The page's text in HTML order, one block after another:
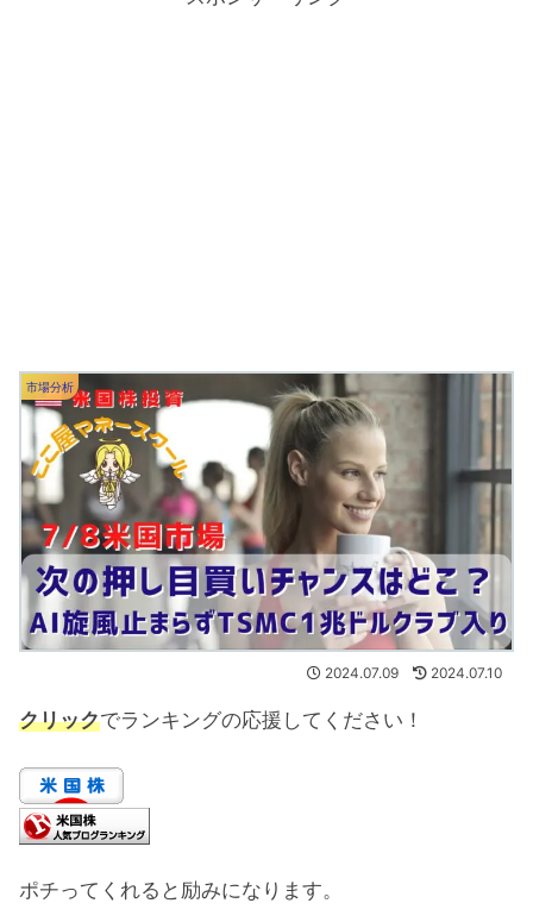
市場分析
2024.07.09 2024.07.10
クリックでランキングの応援してください！
ポチってくれると励みになります。